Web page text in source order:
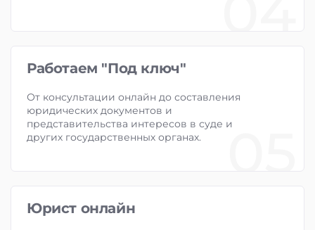
Работаем "Под ключ"
От консультации онлайн до составления
юридических документов и
представительства интересов в суде и
других государственных органах.
Юрист онлайн